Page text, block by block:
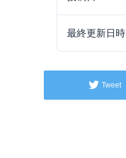
最終更新日時
Tweet